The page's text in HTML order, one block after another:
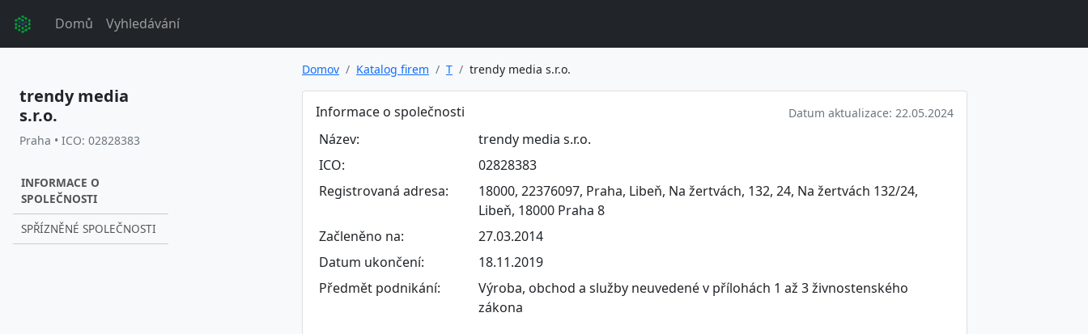
Domů Vyhledávání
trendy media
s.r.o.
Praha • ICO: 02828383
INFORMACE O
SPOLEČNOSTI
SPŘÍZNĚNÉ SPOLEČNOSTI
Domov Katalog firem T trendy media s.r.o.
Informace o společnosti Datum aktualizace: 22.05.2024
Název:
trendy media s.r.o.
ICO:
02828383
Registrovaná adresa:
18000, 22376097, Praha, Libeň, Na žertvách, 132, 24, Na žertvách 132/24,
Libeň, 18000 Praha 8
Začleněno na:
27.03.2014
Datum ukončení:
18.11.2019
Předmět podnikání:
Výroba, obchod a služby neuvedené v přílohách 1 až 3 živnostenského
zákona